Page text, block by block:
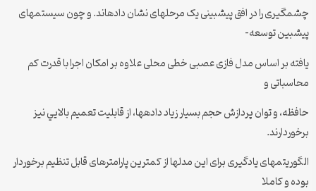
چشمگيری را در افق پيشبينی يک مرحلهای نشان دادهاند. و چون سيستمهای
پيشبين توسعه-
يافته بر اساس مدل فازی عصبی خطی محلی علاوه بر امکان اجرا با قدرت کم
محاسباتی و
حافظه، و توان پردازش حجم بسيار زياد دادهها، از قابليت تعميم بالايي نيز
برخوردارند.
الگوريتمهای يادگيری برای اين مدلها از کمترين پارامترهای قابل تنظيم برخوردار
بوده و کاملا